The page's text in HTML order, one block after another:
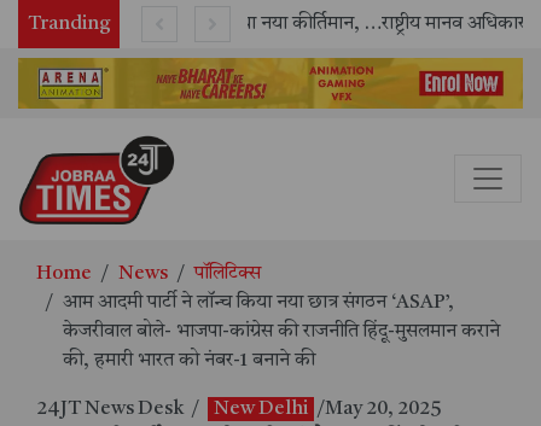
Tranding राष्ट्रीय मानव अधिकार आयोग (NHRC) के ऑनलाइन इंटर्नशिप कार्यक्रम का समापन, 21 राज्यों के छात्रों ने किया सफलतापूर्वक पूर्ण
Home News
पॉलिटिक्स
आम आदमी पार्टी ने लॉन्च किया नया छात्र संगठन ‘ASAP’,
केजरीवाल बोले- भाजपा-कांग्रेस की राजनीति हिंदू-मुसलमान कराने
की, हमारी भारत को नंबर-1 बनाने की
24JT News Desk / New Delhi /May 20, 2025